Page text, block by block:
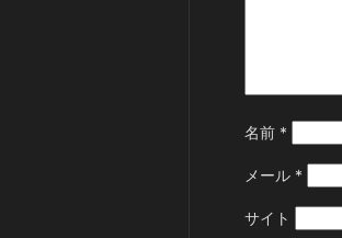
名前 *
メール *
サイト